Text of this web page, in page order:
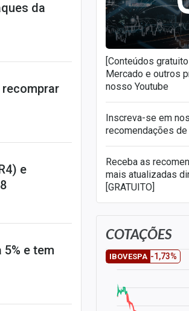
da
e
e tem
[Conteúdos
Mercado e outros
nosso Youtube
Inscreva-se em
recomendações
Receba as
mais atualizadas
[GRATUITO]
COTAÇÕES
IBOVESPA -1,73%